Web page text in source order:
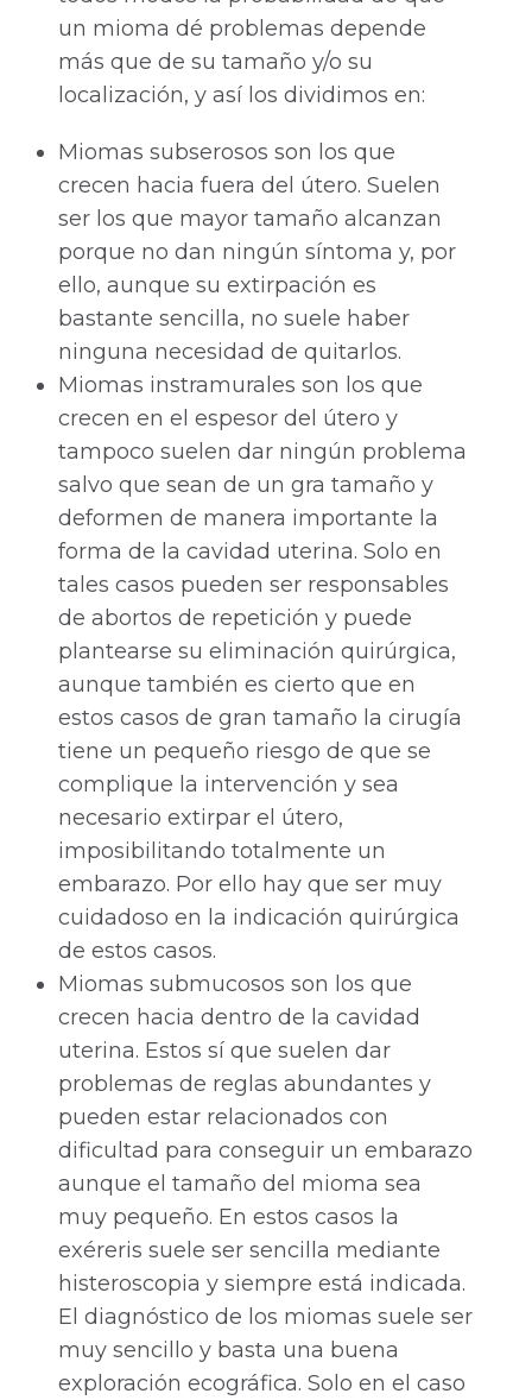
un mioma dé problemas depende
más que de su tamaño y/o su
localización, y así los dividimos en:
Miomas subserosos son los que
crecen hacia fuera del útero. Suelen
ser los que mayor tamaño alcanzan
porque no dan ningún síntoma y, por
ello, aunque su extirpación es
bastante sencilla, no suele haber
ninguna necesidad de quitarlos.
Miomas instramurales son los que
crecen en el espesor del útero y
tampoco suelen dar ningún problema
salvo que sean de un gra tamaño y
deformen de manera importante la
forma de la cavidad uterina. Solo en
tales casos pueden ser responsables
de abortos de repetición y puede
plantearse su eliminación quirúrgica,
aunque también es cierto que en
estos casos de gran tamaño la cirugía
tiene un pequeño riesgo de que se
complique la intervención y sea
necesario extirpar el útero,
imposibilitando totalmente un
embarazo. Por ello hay que ser muy
cuidadoso en la indicación quirúrgica
de estos casos.
Miomas submucosos son los que
crecen hacia dentro de la cavidad
uterina. Estos sí que suelen dar
problemas de reglas abundantes y
pueden estar relacionados con
dificultad para conseguir un embarazo
aunque el tamaño del mioma sea
muy pequeño. En estos casos la
exéreris suele ser sencilla mediante
histeroscopia y siempre está indicada.
El diagnóstico de los miomas suele ser
muy sencillo y basta una buena
exploración ecográfica. Solo en el caso